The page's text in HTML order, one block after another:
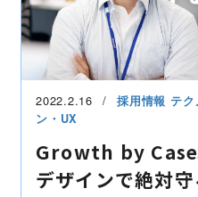
2022.2.16 採用情報 テ
ン・UX
Growth by
デザインで絶対守